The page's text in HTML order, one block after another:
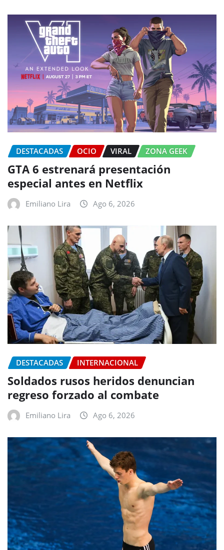
DESTACADAS OCIO VIRAL ZONA GEEK
GTA 6 estrenará presentación
especial antes en Netflix
Emiliano Lira Ago 6, 2026
DESTACADAS INTERNACIONAL
Soldados rusos heridos denuncian
regreso forzado al combate
Emiliano Lira Ago 6, 2026